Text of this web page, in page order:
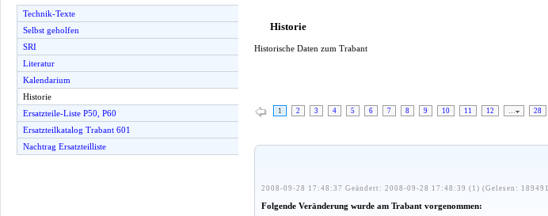
Technik-Texte
Selbst geholfen
SRI
Literatur
Kalendarium
Historie
Ersatzteile-Liste P50, P60
Ersatzteilkatalog Trabant 601
Nachtrag Ersatzteilliste
Historie
Historische Daten zum Trabant
1 2 3 4 5 6 7 8 9 10 11 12 … 28
2008-09-28 17:48:37 Geändert: 2008-09-28 17:48:39 (1) (Gelesen:
Folgende Veränderung wurde am Trabant vorgenommen: